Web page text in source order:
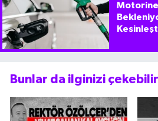
Motorine
Bunlar da ilginizi çekebilir